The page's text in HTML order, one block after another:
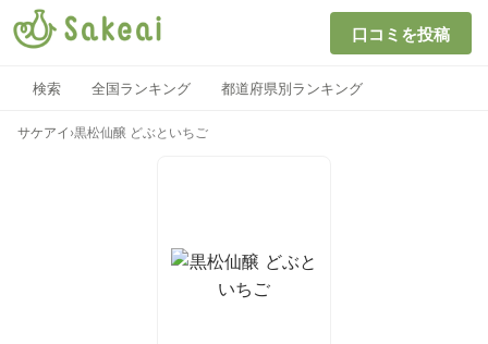
口コミを投稿
検索 全国ランキング 都道府県別ランキング
サケアイ ›黒松仙醸 どぶといちご